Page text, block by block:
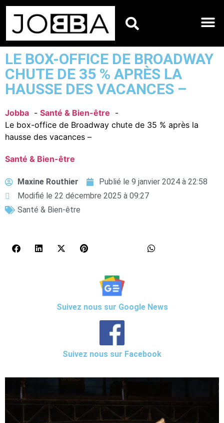
LE BOX-OFFICE DE BROADWAY
CHUTE DE 35 % APRÈS LA
HAUSSE DES VACANCES –
Jobba
Santé & Bien-être
Le box-office de Broadway chute de 35 % après la
hausse des vacances –
Santé & Bien-être
Maxine Routhier Publié le 9 janvier 2024 à 22:58
Modifié le 22 décembre 2025 à 09:27
Santé & Bien-être
Suivez nous sur Google News
Suivez nous sur Facebook